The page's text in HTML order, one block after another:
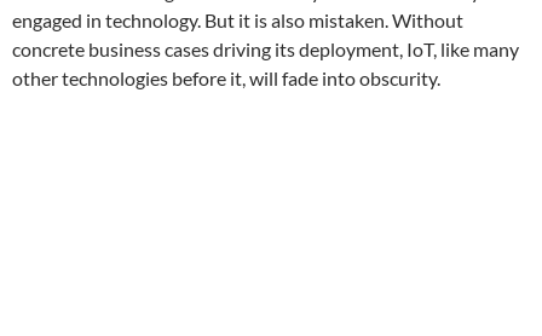
engaged in technology. But it is also mistaken. Without
concrete business cases driving its deployment, IoT, like many
other technologies before it, will fade into obscurity.